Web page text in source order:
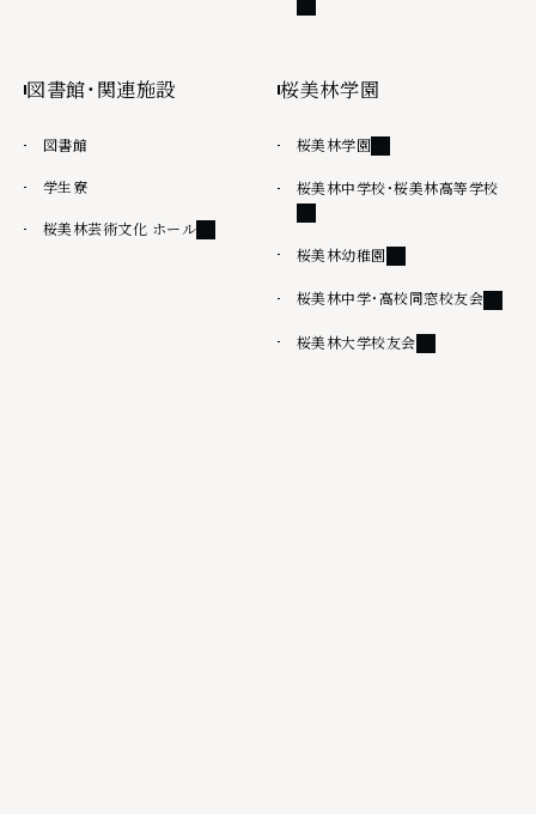
図書館・関連施設
図書館
学生寮
桜美林芸術文化 ホール外部リンク
桜美林学園
桜美林学園外部リンク
桜美林中学校・桜美林高等学校外部
桜美林幼稚園外部リンク
桜美林中学・高校同窓校友会外部リ
桜美林大学校友会外部リンク